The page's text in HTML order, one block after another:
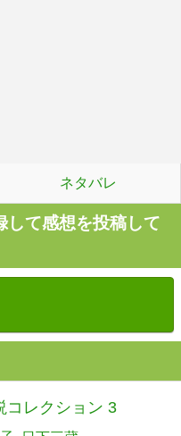
ネタバレ
して感想を投稿して
コレクション 3